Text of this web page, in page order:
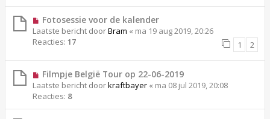
Fotosessie voor de kalender
Laatste bericht doorBram « ma 19 aug 2019, 20:26
Reacties: 17 1 2
Filmpje België Tour op 22-06-2019
Laatste bericht doorkraftbayer « ma 08 jul 2019, 20:08
Reacties: 8